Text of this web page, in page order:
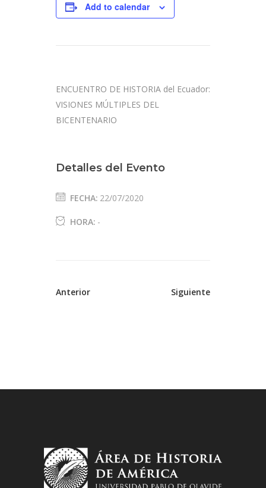
Add to calendar
ENCUENTRO DE HISTORIA del Ecuador:
VISIONES MÚLTIPLES DEL
BICENTENARIO
Detalles del Evento
FECHA: 22/07/2020
HORA: -
Anterior Siguiente